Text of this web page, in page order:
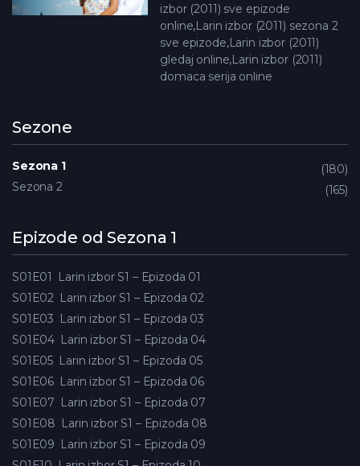
izbor (2011) sve epizode
online,Larin izbor (2011) sezona 2
sve epizode,Larin izbor (2011)
gledaj online,Larin izbor (2011)
domaca serija online
Sezone
Sezona 1
180
Sezona 2
165
Epizode od Sezona 1
S01E01
Larin izbor S1 – Epizoda 01
S01E02 Larin izbor S1 – Epizoda 02
S01E03 Larin izbor S1 – Epizoda 03
S01E04 Larin izbor S1 – Epizoda 04
S01E05 Larin izbor S1 – Epizoda 05
S01E06 Larin izbor S1 – Epizoda 06
S01E07 Larin izbor S1 – Epizoda 07
S01E08 Larin izbor S1 – Epizoda 08
S01E09 Larin izbor S1 – Epizoda 09